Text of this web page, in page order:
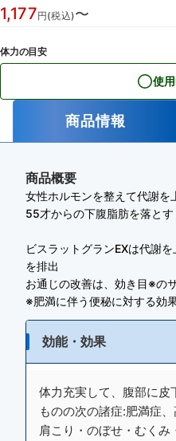
1,177円(税込)〜
体力の目安
使
商品情報
商品概要
女性ホルモンを整えて代謝を
55才からの下腹脂肪を落とす
ビスラットグランEXは代謝
を排出
お通じの改善は、効き目※の
※肥満に伴う便秘に対する効
効能・効果
体力充実して、腹部に皮
ものの次の諸症:肥満症
肩こり・のぼせ・むく